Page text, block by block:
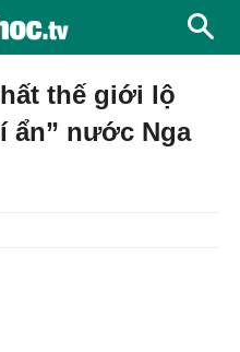
thế giới lộ
ẩn” nước Nga